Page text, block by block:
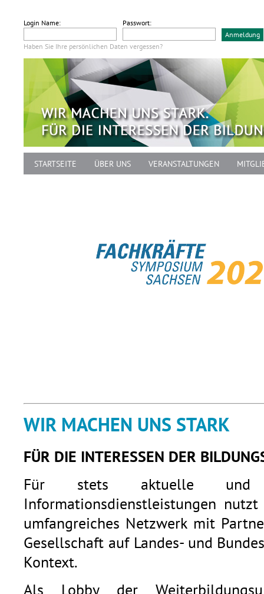
Login Name: Passwort:
Haben Sie Ihre persönlichen Daten vergessen?
STARTSEITE ÜBER UNS VERANSTALTUNGEN
WIR MACHEN UNS STARK
FÜR DIE INTERESSEN DER
Für stets aktuelle und
Informationsdienstleistungen
umfangreiches Netzwerk mit
Gesellschaft auf Landes- und
Kontext.
Als Lobby der